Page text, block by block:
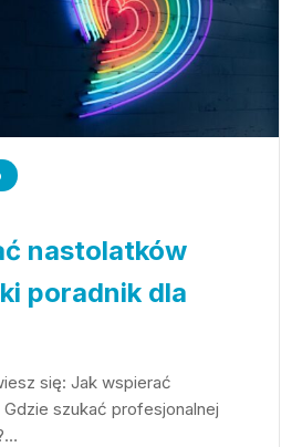
nastolatków
poradnik dla
się: Jak wspierać
szukać profesjonalnej